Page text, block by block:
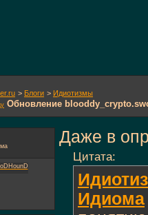
> Блоги > Идиотизмы
Обновление
Даже в
Цитата:
Идиома